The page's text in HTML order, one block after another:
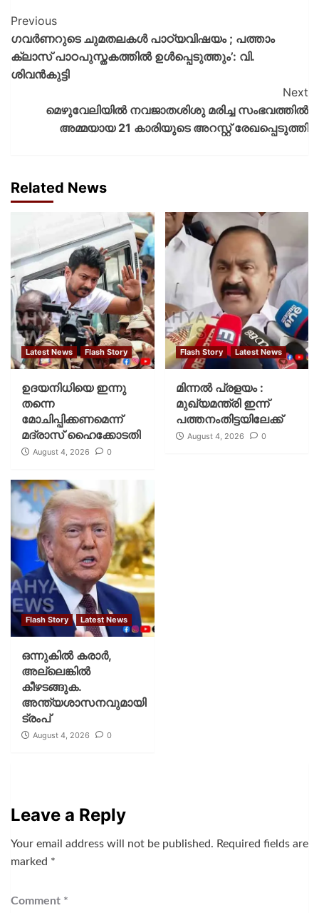
Previous
ഗവർണറുടെ ചുമതലകൾ പാഠ്യവിഷയം ; പത്താം
ക്ലാസ് പാഠപുസ്തകത്തിൽ ഉൾപ്പെടുത്തും’: വി.
ശിവൻകുട്ടി
Next
മെഴുവേലിയിൽ നവജാതശിശു മരിച്ച സംഭവത്തിൽ
അമ്മയായ 21 കാരിയുടെ അറസ്റ്റ് രേഖപ്പെടുത്തി
Related News
Latest News Flash Story
ഉദയനിധിയെ ഇന്നു
തന്നെ
മോചിപ്പിക്കണമെന്ന്
മദ്രാസ് ഹൈക്കോടതി
August 4, 2026 0
Flash Story Latest News
മിന്നല്‍ പ്രളയം :
മുഖ്യമന്ത്രി ഇന്ന്
പത്തനംതിട്ടയിലേക്ക്
August 4, 2026 0
Flash Story Latest News
ഒന്നുകില്‍ കരാര്‍,
അല്ലെങ്കില്‍
കീഴടങ്ങുക.
അന്ത്യശാസനവുമായി
ട്രംപ്
August 4, 2026 0
Leave a Reply
Your email address will not be published. Required fields are
marked *
Comment *